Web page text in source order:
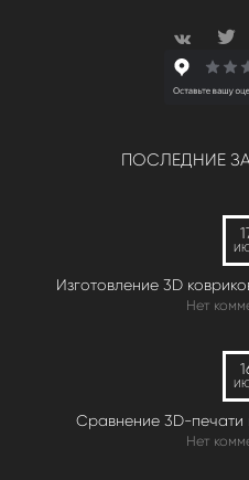
ПОСЛЕДНИЕ
Изготовление 3D
Нет
Сравнение 3D-печати
Нет